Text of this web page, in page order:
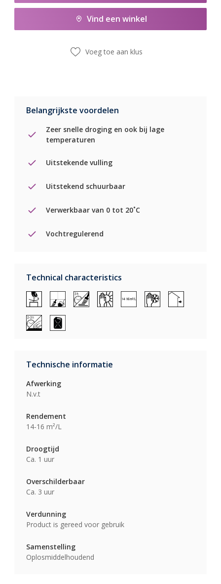
Vind een winkel
Voeg toe aan klus
Belangrijkste voordelen
Zeer snelle droging en ook bij lage
temperaturen
Uitstekende vulling
Uitstekend schuurbaar
Verwerkbaar van 0 tot 20˚C
Vochtregulerend
Technical characteristics
Technische informatie
Afwerking
N.v.t
Rendement
14-16 m²/L
Droogtijd
Ca. 1 uur
Overschilderbaar
Ca. 3 uur
Verdunning
Product is gereed voor gebruik
Samenstelling
Oplosmiddelhoudend